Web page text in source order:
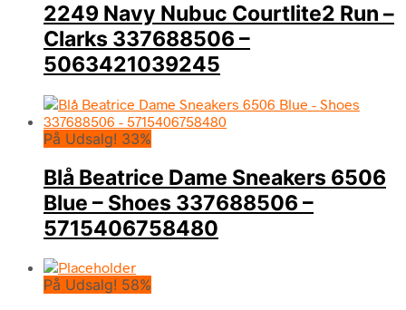
2249 Navy Nubuc Courtlite2 Run –
Clarks 337688506 –
5063421039245
På Udsalg! 33%
Blå Beatrice Dame Sneakers 6506
Blue – Shoes 337688506 –
5715406758480
På Udsalg! 58%